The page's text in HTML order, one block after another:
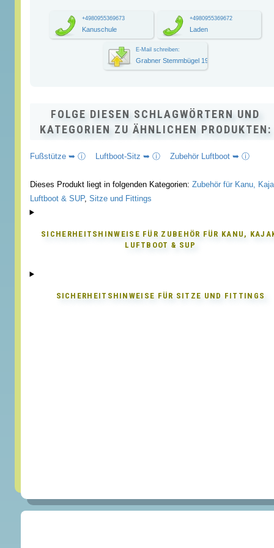
+4980955369673
Kanuschule
+4980955369672
Laden
E-Mail schreiben:
Grabner Stemmbügel 19
FOLGE DIESEN SCHLAGWÖRTERN UND
KATEGORIEN ZU ÄHNLICHEN PRODUKTEN:
Fußstütze ➥ ⓘ Luftboot-Sitz ➥ ⓘ Zubehör Luftboot ➥ ⓘ
Dieses Produkt liegt in folgenden Kategorien: Zubehör für Kanu,
Luftboot & SUP, Sitze und Fittings
SICHERHEITSHINWEISE FÜR ZUBEHÖR FÜR KANU,
LUFTBOOT & SUP
SICHERHEITSHINWEISE FÜR SITZE UND FITTINGS